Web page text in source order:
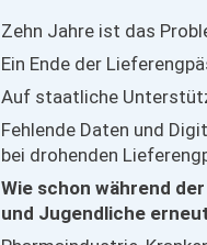
Zehn Jahre ist das
Ein Ende der
Auf staatliche
Fehlende Daten und
bei drohenden
Wie schon während
und Jugendliche